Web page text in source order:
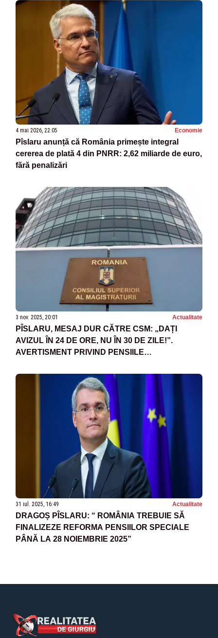
4 mai 2026, 22:05 Economie
Pîslaru anunță că România primește integral
cererea de plată 4 din PNRR: 2,62 miliarde de euro,
fără penalizări
3 nov. 2025, 20:01 Actualitate
PÎSLARU, MESAJ DUR CĂTRE CSM: „DAȚI
AVIZUL ÎN 24 DE ORE, NU ÎN 30 DE ZILE!”.
AVERTISMENT PRIVIND PENSIILE
31 iul. 2025, 16:49 Actualitate
DRAGOȘ PÎSLARU: “ ROMÂNIA TREBUIE SĂ
FINALIZEZE REFORMA PENSIILOR SPECIALE
PÂNĂ LA 28 NOIEMBRIE 2025”